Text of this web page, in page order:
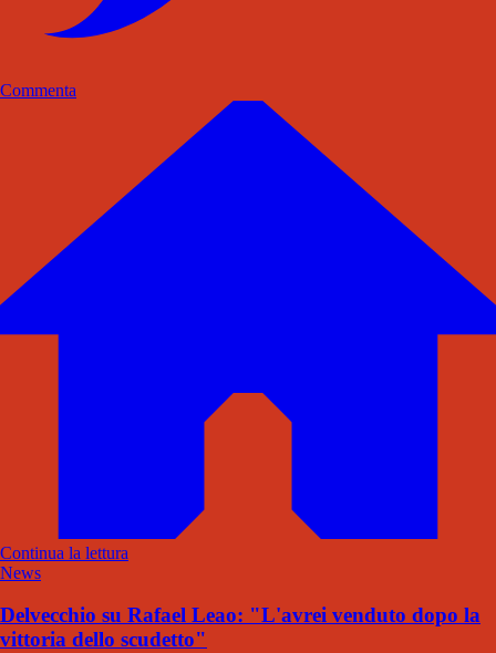
Commenta
Continua la lettura
News
Delvecchio su Rafael Leao: "L'avrei venduto dopo la
vittoria dello scudetto"